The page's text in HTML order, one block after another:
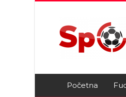
Početna